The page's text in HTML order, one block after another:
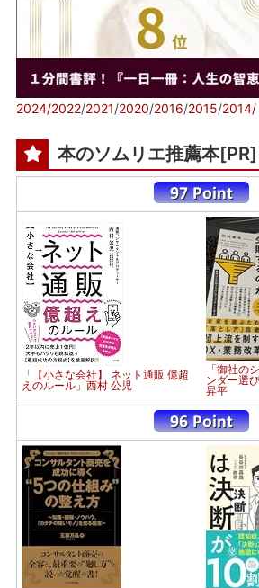
2024/2022/2021/2020/2016/2015/2014/
本のソムリエ推薦本[PR]
「【小さな会社】 ネット通販 億超
えのルール」西村 公児
「御社の
ンダー選
昇平